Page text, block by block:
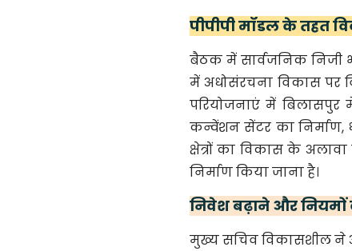
पीपीपी मॉडल के तहत
बैठक में सार्वजनिक निजी
में अधोसंरचना विकास पर
परियोजनाएं में बिलासपुर
कन्वेंशन सेंटर का निर्माण,
क्षेत्रों का विकास के
निर्माण किया जाना है।
निवेश बढ़ाने और
मुख्य सचिव विकासशील ने